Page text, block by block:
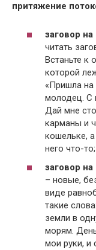
притяжение
заговор
читать
Встаньте к
которой
«Пришла на
молодец. С
Дай мне
карманы и
кошельке,
него что-то;
заговор
– новые,
виде
такие
земли в
морям.
мои руки, и